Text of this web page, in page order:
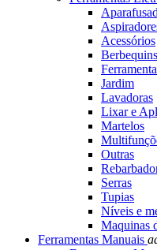
Acessórios
Berbequins
Jardim
Lavadoras
Lixar e
Martelos
Outras
Serras
Tupias
Níveis e
Maquinas
Ferramentas Manuais